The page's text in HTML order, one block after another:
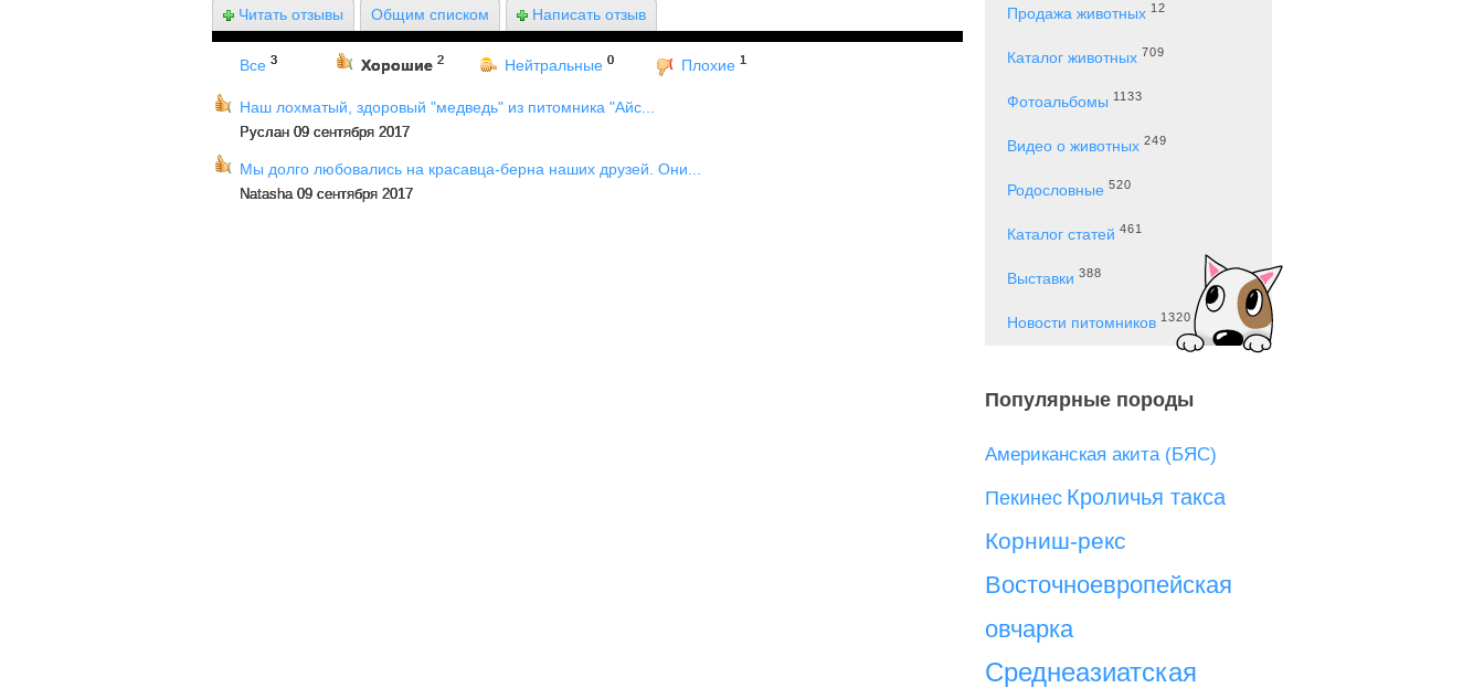
Читать отзывы Общим списком Написать отзыв
Все 3 Хорошие 2 Нейтральные 0 Плохие 1
Наш лохматый, здоровый "медведь" из питомника "Айс...
Руслан 09 сентября 2017
Мы долго любовались на красавца-берна наших друзей. Они...
Natasha 09 сентября 2017
Продажа животных 12
Каталог животных 709
Фотоальбомы 1133
Видео о животных 249
Родословные 520
Каталог статей 461
Выставки 388
Новости питомников 1320
Популярные породы
Американская акита (БЯС)
Пекинес Кроличья такса
Корниш-рекс
Восточноевропейская
овчарка
Среднеазиатская